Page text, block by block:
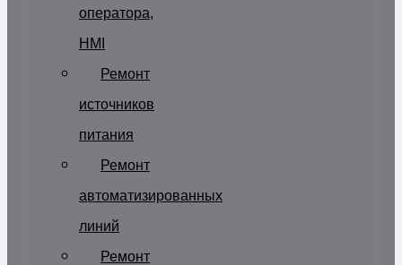
оператора,
HMI
Ремонт
источников
питания
Ремонт
автоматизированных
линий
Ремонт